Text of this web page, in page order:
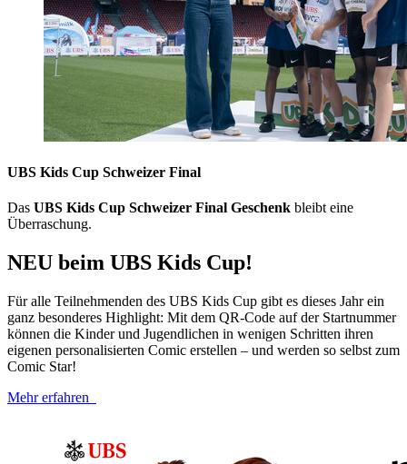
UBS Kids Cup Schweizer Final
Das UBS Kids Cup Schweizer Final Geschenk bleibt eine
Überraschung.
NEU beim UBS Kids Cup!
Für alle Teilnehmenden des UBS Kids Cup gibt es dieses Jahr ein
ganz besonderes Highlight: Mit dem QR-​Code auf der Startnummer
können die Kinder und Jugendlichen in wenigen Schritten ihren
eigenen personalisierten Comic erstellen – und werden so selbst zum
Comic Star!
Mehr erfahren